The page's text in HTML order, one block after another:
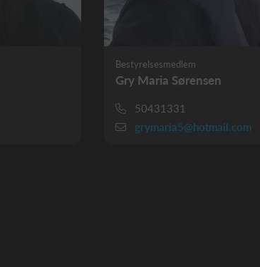
Bestyrelsesmedlem
Gry Maria Sørensen
50431331
grymaria5@hotmail.com